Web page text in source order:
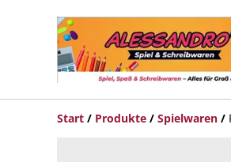
Start / Produkte / Spielwaren /